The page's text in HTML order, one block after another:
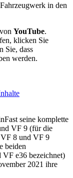
in den
YouTube.
klicken Sie
Sie, dass
werden.
seine komplette
VF 9 (für die
8 und VF 9
beiden
e36 bezeichnet)
2021 ihre